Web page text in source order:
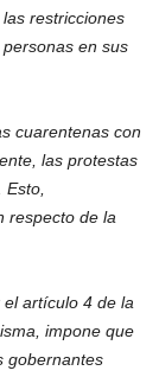
restricciones
en sus
cuarentenas con
las protestas
respecto de la
artículo 4 de la
impone que
gobernantes